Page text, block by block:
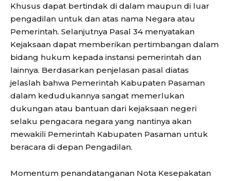
Khusus dapat bertindak di dalam maupun di luar
pengadilan untuk dan atas nama Negara atau
Pemerintah. Selanjutnya Pasal 34 menyatakan
Kejaksaan dapat memberikan pertimbangan dalam
bidang hukum kepada instansi pemerintah dan
lainnya. Berdasarkan penjelasan pasal diatas
jelaslah bahwa Pemerintah Kabupaten Pasaman
dalam kedudukannya sangat memerlukan
dukungan atau bantuan dari kejaksaan negeri
selaku pengacara negara yang nantinya akan
mewakili Pemerintah Kabupaten Pasaman untuk
beracara di depan Pengadilan.
Momentum penandatanganan Nota Kesepakatan